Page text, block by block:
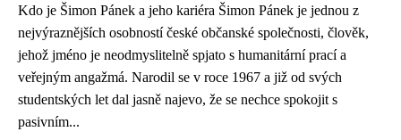
Kdo je Šimon Pánek a jeho kariéra Šimon Pánek je jednou z
nejvýraznějších osobností české občanské společnosti, člověk,
jehož jméno je neodmyslitelně spjato s humanitární prací a
veřejným angažmá. Narodil se v roce 1967 a již od svých
studentských let dal jasně najevo, že se nechce spokojit s
pasivním...